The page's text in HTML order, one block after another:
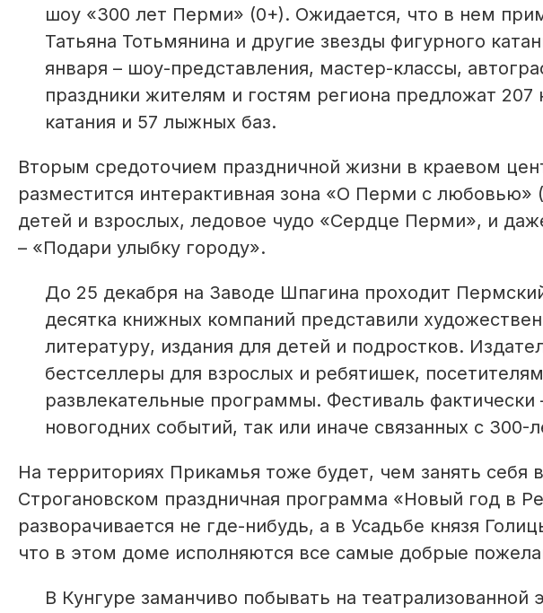
шоу «300 лет Перми» (0+). Ожидается, что в нем
Татьяна Тотьмянина и другие звезды фигурного
января – шоу-представления, мастер-классы,
праздники жителям и гостям региона предложат 207
катания и 57 лыжных баз.
Вторым средоточием праздничной жизни в краевом
разместится интерактивная зона «О Перми с любовью»
детей и взрослых, ледовое чудо «Сердце Перми», и
– «Подари улыбку городу».
До 25 декабря на Заводе Шпагина проходит
десятка книжных компаний представили
литературу, издания для детей и подростков.
бестселлеры для взрослых и ребятишек,
развлекательные программы. Фестиваль
новогодних событий, так или иначе связанных с
На территориях Прикамья тоже будет, чем занять себя
Строгановском праздничная программа «Новый год в
разворачивается не где-нибудь, а в Усадьбе князя
что в этом доме исполняются все самые добрые
В Кунгуре заманчиво побывать на театрализованной